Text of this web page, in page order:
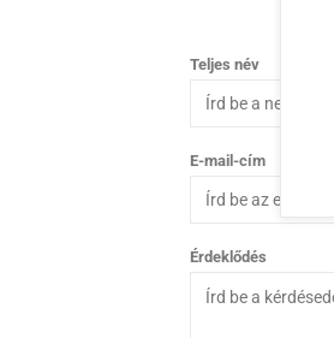
Teljes név
E-mail-cím
Érdeklődés